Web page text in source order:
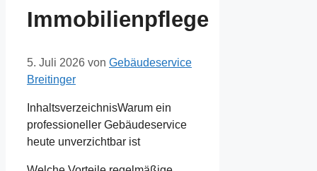
Immobilienpflege
5. Juli 2026 von Gebäudeservice
Breitinger
InhaltsverzeichnisWarum ein
professioneller Gebäudeservice
heute unverzichtbar ist